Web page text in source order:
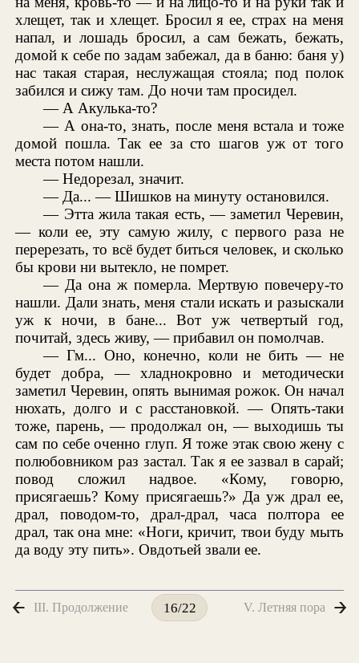
хлещет, так и хлещет. Бросил я ее, страх на меня
напал, и лошадь бросил, а сам бежать, бежать,
домой к себе по задам забежал, да в баню: баня у)
нас такая старая, неслужащая стояла; под полок
забился и сижу там. До ночи там просидел.
— А Акулька-то?
— А она-то, знать, после меня встала и тоже
домой пошла. Так ее за сто шагов уж от того
места потом нашли.
— Недорезал, значит.
— Да... — Шишков на минуту остановился.
— Этта жила такая есть, — заметил Черевин,
— коли ее, эту самую жилу, с первого раза не
перерезать, то всё будет биться человек, и сколько
бы крови ни вытекло, не помрет.
— Да она ж померла. Мертвую повечеру-то
нашли. Дали знать, меня стали искать и разыскали
уж к ночи, в бане... Вот уж четвертый год,
почитай, здесь живу, — прибавил он помолчав.
— Гм... Оно, конечно, коли не бить — не
будет добра, — хладнокровно и методически
заметил Черевин, опять вынимая рожок. Он начал
нюхать, долго и с расстановкой. — Опять-таки
тоже, парень, — продолжал он, — выходишь ты
сам по себе оченно глуп. Я тоже этак свою жену с
полюбовником раз застал. Так я ее зазвал в сарай;
повод сложил надвое. «Кому, говорю,
присягаешь? Кому присягаешь?» Да уж драл ее,
драл, поводом-то, драл-драл, часа полтора ее
драл, так она мне: «Ноги, кричит, твои буду мыть
да воду эту пить». Овдотьей звали ее.
III. Продолжение 16/22 V. Летняя пора